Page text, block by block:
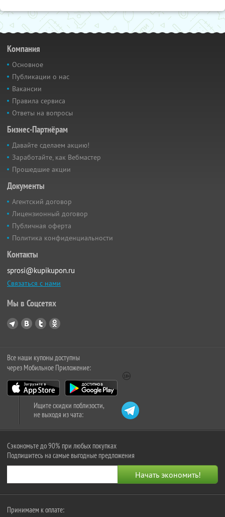
Компания
Основное
Публикации о нас
Вакансии
Правила сервиса
Ответы на вопросы
Бизнес-Партнёрам
Давайте сделаем акцию!
Заработайте, как Вебмастер
Прошедшие акции
Документы
Агентский договор
Лицензионный договор
Публичная оферта
Политика конфиденциальности
Контакты
sprosi@kupikupon.ru
Связаться с нами
Мы в Соцсетях
Все наши купоны доступны
через Мобильное Приложение:
Ищите скидки поблизости,
не выходя из чата:
Сэкономьте до 90% при любых покупках
Подпишитесь на самые выгодные предложения
Принимаем к оплате: